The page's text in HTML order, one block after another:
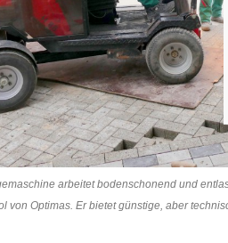
arbeitet bodenschonend und
von Optimas. Er bietet günstige, aber